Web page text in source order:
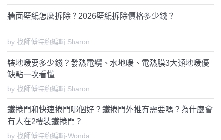
牆面壁紙怎麼拆除？2026壁紙拆除價格多少錢？
by 找師傅特約編輯 Sharon
裝地暖要多少錢？發熱電纜、水地暖、電熱膜3大類地暖優
缺點一次看懂
by 找師傅特約編輯 Sharon
鐵捲門和快速捲門哪個好？鐵捲門外推有需要嗎？為什麼會
有人在2樓裝鐵捲門？
by 找師傅特約編輯-Wonda